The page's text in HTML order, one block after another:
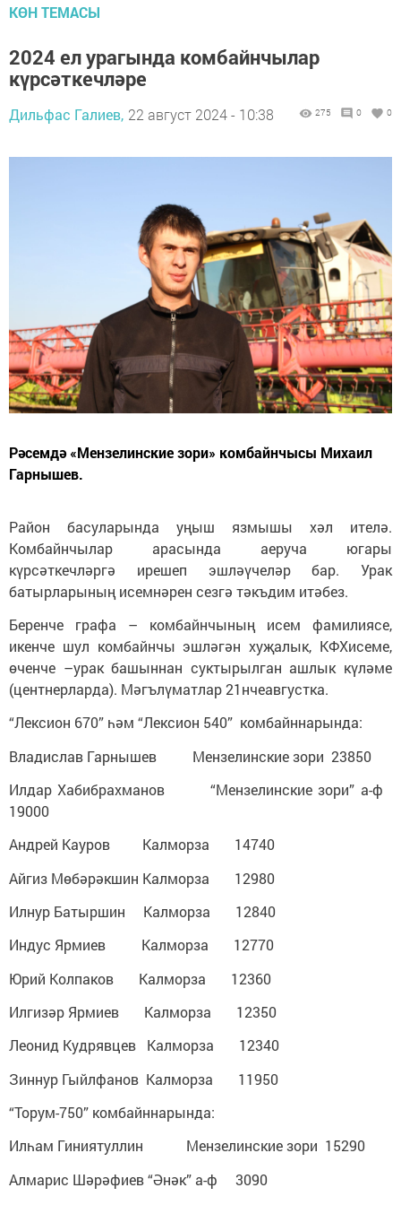
КӨН ТЕМАСЫ
2024 ел урагында комбайнчылар
күрсәткечләре
Дильфас Галиев, 22 август 2024 - 10:38 275 0 0
Рәсемдә «Мензелинские зори» комбайнчысы Михаил
Гарнышев.
Район басуларында уңыш язмышы хәл ителә.
Комбайнчылар арасында аеруча югары
күрсәткечләргә ирешеп эшләүчеләр бар. Урак
батырларының исемнәрен сезгә тәкъдим итәбез.
Беренче графа – комбайнчының исем фамилиясе,
икенче шул комбайнчы эшләгән хуҗалык, КФХисеме,
өченче –урак башыннан суктырылган ашлык күләме
(центнерларда). Мәгълүматлар 21нчеавгустка.
“Лексион 670” һәм “Лексион 540” комбайннарында:
Владислав Гарнышев Мензелинские зори 23850
Илдар Хабибрахманов “Мензелинские зори” а-ф
19000
Андрей Кауров Калморза 14740
Айгиз Мөбәрәкшин Калморза 12980
Илнур Батыршин Калморза 12840
Индус Ярмиев Калморза 12770
Юрий Колпаков Калморза 12360
Илгизәр Ярмиев Калморза 12350
Леонид Кудрявцев Калморза 12340
Зиннур Гыйлфанов Калморза 11950
“Торум-750” комбайннарында:
Илһам Гиниятуллин Мензелинские зори 15290
Алмарис Шәрәфиев “Әнәк” а-ф 3090